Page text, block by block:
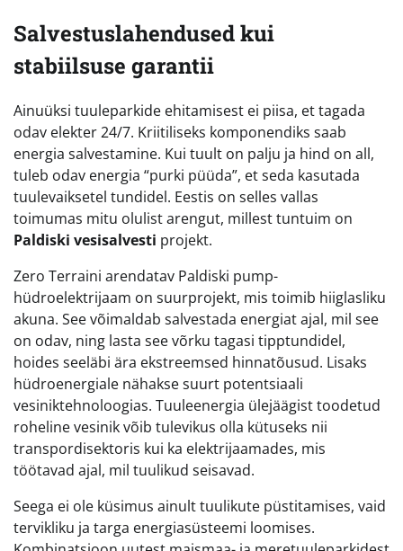
Salvestuslahendused kui
stabiilsuse garantii
Ainuüksi tuuleparkide ehitamisest ei piisa, et tagada
odav elekter 24/7. Kriitiliseks komponendiks saab
energia salvestamine. Kui tuult on palju ja hind on all,
tuleb odav energia “purki püüda”, et seda kasutada
tuulevaiksetel tundidel. Eestis on selles vallas
toimumas mitu olulist arengut, millest tuntuim on
Paldiski vesisalvesti projekt.
Zero Terraini arendatav Paldiski pump-
hüdroelektrijaam on suurprojekt, mis toimib hiiglasliku
akuna. See võimaldab salvestada energiat ajal, mil see
on odav, ning lasta see võrku tagasi tipptundidel,
hoides seeläbi ära ekstreemsed hinnatõusud. Lisaks
hüdroenergiale nähakse suurt potentsiaali
vesiniktehnoloogias. Tuuleenergia ülejäägist toodetud
roheline vesinik võib tulevikus olla kütuseks nii
transpordisektoris kui ka elektrijaamades, mis
töötavad ajal, mil tuulikud seisavad.
Seega ei ole küsimus ainult tuulikute püstitamises, vaid
tervikliku ja targa energiasüsteemi loomises.